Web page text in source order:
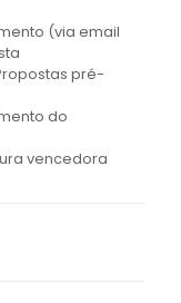
(via email
pré-
do
vencedora